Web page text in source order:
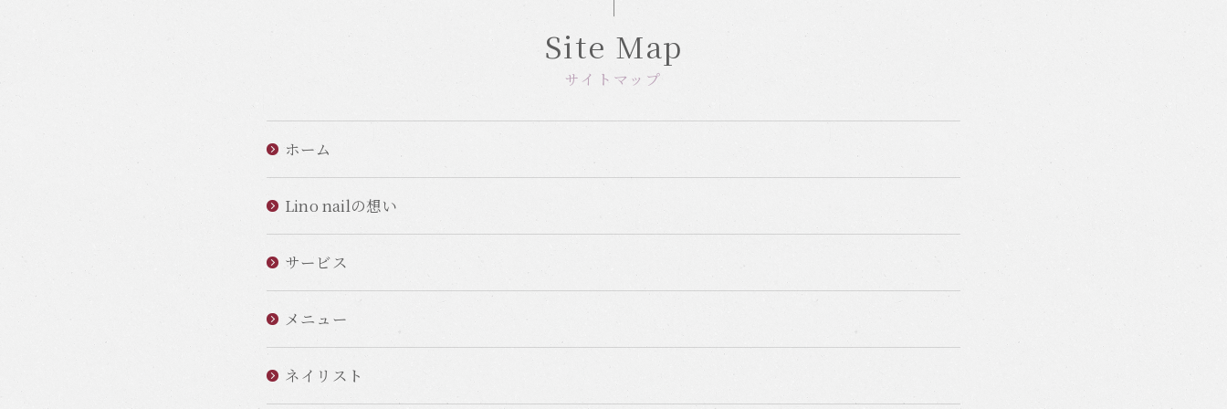
サイトマップ
Site Map
ホーム
Lino nailの想い
サービス
メニュー
ネイリスト